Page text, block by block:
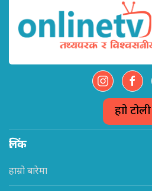
हाम्रो टोली
लिंक
हाम्रो बारेमा